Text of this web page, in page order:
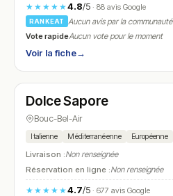
★★★★★4.8/5· 88 avis Google
RANKEAT
Aucun avis par la communauté
Vote rapideAucun vote pour le moment
Voir la fiche→
N° 14
Dolce Sapore
Bouc-Bel-Air
Italienne Méditerranéenne Européenne
Livraison :Non renseignée
Réservation en ligne :Non renseignée
★★★★★4.7/5· 677 avis Google